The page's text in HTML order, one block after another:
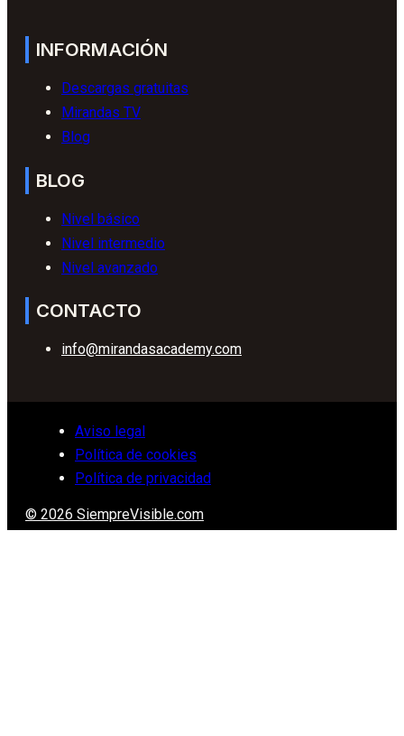
INFORMACIÓN
Descargas gratuitas
Mirandas TV
Blog
BLOG
Nivel básico
Nivel intermedio
Nivel avanzado
CONTACTO
info@mirandasacademy.com
Aviso legal
Política de cookies
Política de privacidad
© 2026 SiempreVisible.com